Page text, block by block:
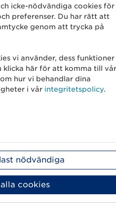
icke-nödvändiga cookies för
preferenser. Du har rätt att
genom att trycka på
vi använder, dess funktioner
klicka här för att komma till vår
hur vi behandlar dina
i vår integritetspolicy.
nödvändiga
cookies